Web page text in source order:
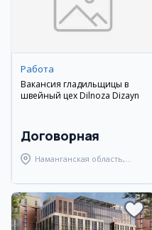
Работа
Вакансия гладильщицы в
швейный цех Dilnoza Dizayn
Договорная
Наманганская область,